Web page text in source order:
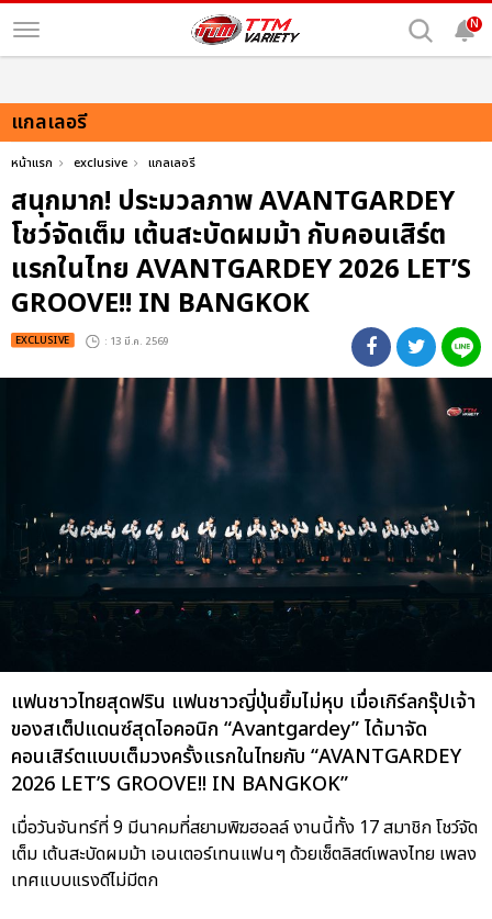
N
แกลเลอรี
หน้าแรก exclusive แกลเลอรี
สนุกมาก! ประมวลภาพ AVANTGARDEY
โชว์จัดเต็ม เต้นสะบัดผมม้า กับคอนเสิร์ต
แรกในไทย AVANTGARDEY 2026 LET’S
GROOVE!! IN BANGKOK
EXCLUSIVE : 13 มี.ค. 2569
แฟนชาวไทยสุดฟริน แฟนชาวญี่ปุ่นยิ้มไม่หุบ เมื่อเกิร์ลกรุ๊ปเจ้า
ของสเต็ปแดนซ์สุดไอคอนิก “Avantgardey” ได้มาจัด
คอนเสิร์ตแบบเต็มวงครั้งแรกในไทยกับ “AVANTGARDEY
2026 LET’S GROOVE!! IN BANGKOK”
เมื่อวันจันทร์ที่ 9 มีนาคมที่สยามพิฆฮอลล์ งานนี้ทั้ง 17 สมาชิก โชว์จัด
เต็ม เต้นสะบัดผมม้า เอนเตอร์เทนแฟนๆ ด้วยเซ็ตลิสต์เพลงไทย เพลง
เทศแบบแรงดีไม่มีตก